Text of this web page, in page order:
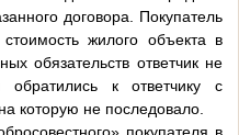
договора. Покупатель
жилого объекта в
обязательств ответчик не
к ответчику с
которую не последовало.